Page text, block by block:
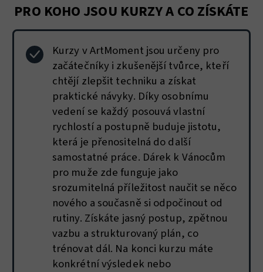
PRO KOHO JSOU KURZY A CO ZÍSKÁTE
Kurzy v ArtMoment jsou určeny pro
začátečníky i zkušenější tvůrce, kteří
chtějí zlepšit techniku a získat
praktické návyky. Díky osobnímu
vedení se každý posouvá vlastní
rychlostí a postupně buduje jistotu,
která je přenositelná do další
samostatné práce. Dárek k Vánocům
pro muže zde funguje jako
srozumitelná příležitost naučit se něco
nového a současně si odpočinout od
rutiny. Získáte jasný postup, zpětnou
vazbu a strukturovaný plán, co
trénovat dál. Na konci kurzu máte
konkrétní výsledek nebo